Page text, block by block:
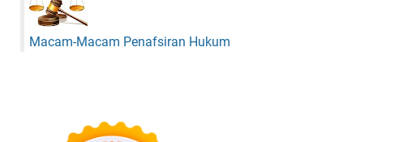
Macam-Macam Penafsiran Hukum